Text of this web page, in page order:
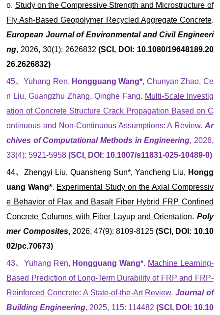
o. Study on the Compressive Strength and Microstructure of
Fly Ash-Based Geopolymer Recycled Aggregate Concrete.
European Journal of Environmental and Civil Engineeri
ng, 2026, 30(1): 2626832(SCI, DOI: 10.1080/19648189.20
26.2626832)
45、Yuhang Ren, Hongguang Wang*, Chunyan Zhao, Ce
n Liu, Guangzhu Zhang, Qinghe Fang. Multi-Scale Investig
ation of Concrete Structure Crack Propagation Based on C
ontinuous and Non-Continuous Assumptions: A Review. Ar
chives of Computational Methods in Engineering, 2026,
33(4): 5921-5958(SCI, DOI: 10.1007/s11831-025-10489-0)
44、Zhengyi Liu, Quansheng Sun*, Yancheng Liu, Hongg
uang Wang*. Experimental Study on the Axial Compressiv
e Behavior of Flax and Basalt Fiber Hybrid FRP Confined
Concrete Columns with Fiber Layup and Orientation. Poly
mer Composites, 2026, 47(9): 8109-8125(SCI, DOI: 10.10
02/pc.70673)
43、Yuhang Ren, Hongguang Wang*. Machine Learning-
Based Prediction of Long-Term Durability of FRP and FRP-
Reinforced Concrete: A State-of-the-Art Review. Journal of
Building Engineering, 2025, 115: 114482 (SCI, DOI: 10.10